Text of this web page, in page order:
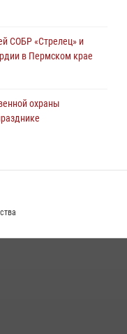
СОБР «Стрелец» и
в Пермском крае
охраны